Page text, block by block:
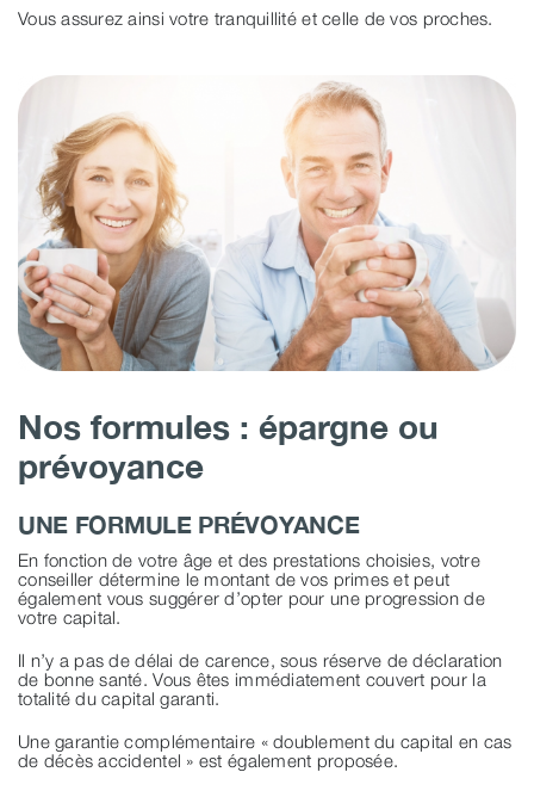
Vous assurez ainsi votre tranquillité et celle de vos proches.
Nos formules : épargne ou
prévoyance
UNE FORMULE PRÉVOYANCE
En fonction de votre âge et des prestations choisies, votre
conseiller détermine le montant de vos primes et peut
également vous suggérer d’opter pour une progression de
votre capital.
Il n’y a pas de délai de carence, sous réserve de déclaration
de bonne santé. Vous êtes immédiatement couvert pour la
totalité du capital garanti.
Une garantie complémentaire « doublement du capital en cas
de décès accidentel » est également proposée.